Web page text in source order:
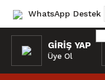
WhatsApp Destek
GIRIŞ YAP
Üye Ol